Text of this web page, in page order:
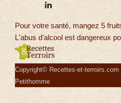
Pour votre santé, mangez 5
L'abus d'alcool est dangereux
Copyright© Recettes-et-terroirs.com
Petithomme